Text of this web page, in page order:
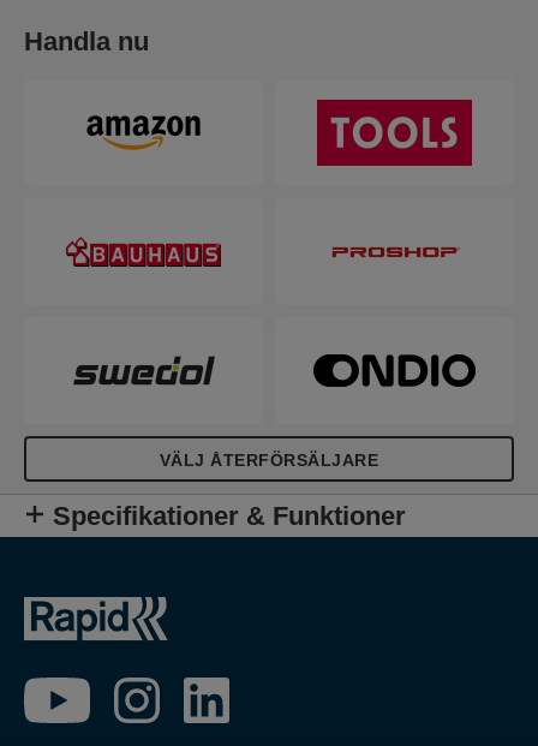
penetration vid användning. Klammertypen finns
Handla nu
VÄLJ ÅTERFÖRSÄLJARE
Specifikationer & Funktioner